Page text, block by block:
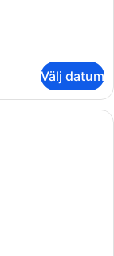
Välj datum